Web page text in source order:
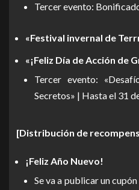
Tercer evento:
«Festival invernal de
«¡Feliz Día de Acción de
Tercer evento:
Secretos» | Hasta el 31
[Distribución de
¡Feliz Año Nuevo!
Se va a publicar un